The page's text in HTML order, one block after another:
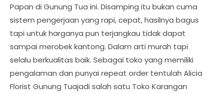
Papan di Gunung Tua ini. Disamping itu bukan cuma
sistem pengerjaan yang rapi, cepat, hasilnya bagus
tapi untuk harganya pun terjangkau tidak dapat
sampai merobek kantong. Dalam arti murah tapi
selalu berkualitas baik. Sebagai toko yang memiliki
pengalaman dan punyai repeat order tentulah Alicia
Florist Gunung Tuajadi salah satu Toko Karangan